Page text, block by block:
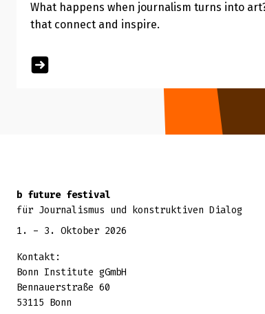
What happens when journalism turns into
that connect and inspire.
b future festival
für Journalismus und konstruktiven Dialog
1. - 3. Oktober 2026
Kontakt:
Bonn Institute gGmbH
Bennauerstraße 60
53115 Bonn